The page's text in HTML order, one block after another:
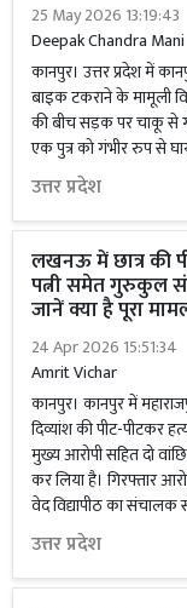
25 May 2026 13:19:43
Deepak Chandra Mani
कानपुर। उत्तर प्रदेश में
बाइक टकराने के मामूली
की बीच सड़क पर चाकू से
एक पुत्र को गंभीर रुप से
उत्तर प्रदेश
लखनऊ में छात्र की
पत्नी समेत गुरुकुल
जानें क्या है पूरा
24 Apr 2026 15:51:34
Amrit Vichar
कानपुर। कानपुर में
दिव्यांश की पीट-पीटकर
मुख्य आरोपी सहित दो
कर लिया है। गिरफ्तार
वेद विद्यापीठ का संचालक
उत्तर प्रदेश